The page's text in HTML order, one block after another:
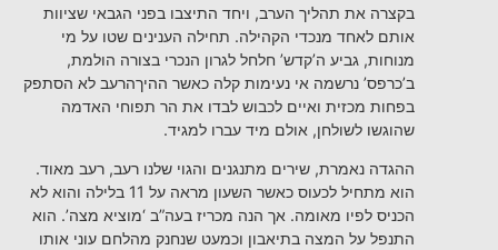
בקצרה את תהליך הערב, ויחד התיצבו בפני הגבאי שציוות
אותם לאחד מנכדי הקהילה. תחילה הענינים שטו על מי
מנוחות, גביע ה’קדש’ חלחל לגרון הנכרי בצורה הולמת,
ב’כרפס’ נרשמה אי נעימות קלה כאשר ההיךהרעב לא הסתפק
בפחות מכזית ואיים לכבוש לבדו את הר תפוחי האדמה
שהוגשו לשולחן, אולם מיד עברו למגיד.
ההגדה נאמרת, שירים מתנגנים והגוי שלנו רעב, רעב מאוד.
הוא מתחיל לכעוס כאשר השעון מראה על 11 בלילה והוא לא
הכניס לפיו מאומה. אך הנה מכריז בעה”ב ‘מוציא מצה’. הוא
התנפל על המצה בתיאבון וכמעט שנחנק מהלחם עוני אותו